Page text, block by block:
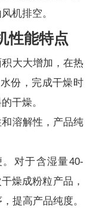
机排空。
性能特点
大大增加，在热
份，完成干燥时
干燥。
溶解性，产品纯
对于含湿量40-
燥成粉粒产品，
提高产品纯度。